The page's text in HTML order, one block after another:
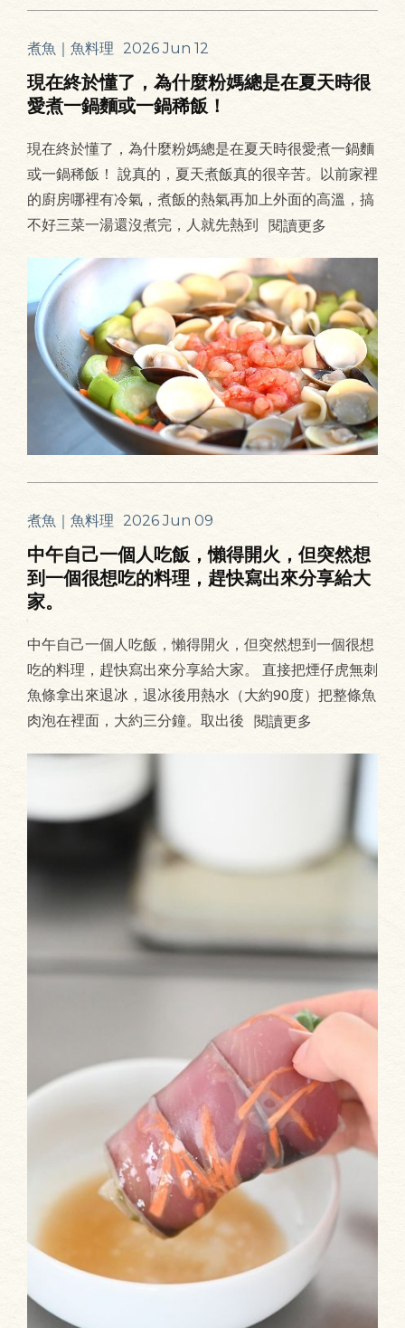
煮魚｜魚料理 2026 Jun 12
現在終於懂了，為什麼粉媽總是在夏天時很
愛煮一鍋麵或一鍋稀飯！
現在終於懂了，為什麼粉媽總是在夏天時很愛煮一鍋麵
或一鍋稀飯！ 說真的，夏天煮飯真的很辛苦。以前家裡
的廚房哪裡有冷氣，煮飯的熱氣再加上外面的高溫，搞
不好三菜一湯還沒煮完，人就先熱到 閱讀更多
煮魚｜魚料理 2026 Jun 09
中午自己一個人吃飯，懶得開火，但突然想
到一個很想吃的料理，趕快寫出來分享給大
家。
中午自己一個人吃飯，懶得開火，但突然想到一個很想
吃的料理，趕快寫出來分享給大家。 直接把煙仔虎無刺
魚條拿出來退冰，退冰後用熱水（大約90度）把整條魚
肉泡在裡面，大約三分鐘。取出後 閱讀更多